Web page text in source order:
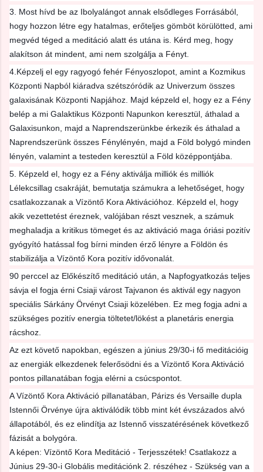
3. Most hívd be az Ibolyalángot annak elsődleges Forrásából,
hogy hozzon létre egy hatalmas, erőteljes gömböt körülötted, ami
megvéd téged a meditáció alatt és utána is. Kérd meg, hogy
alakítson át mindent, ami nem szolgálja a Fényt.
4.Képzelj el egy ragyogó fehér Fényoszlopot, amint a Kozmikus
Központi Napból kiáradva szétszóródik az Univerzum összes
galaxisának Központi Napjához. Majd képzeld el, hogy ez a Fény
belép a mi Galaktikus Központi Napunkon keresztül, áthalad a
Galaxisunkon, majd a Naprendszerünkbe érkezik és áthalad a
Naprendszerünk összes Fénylényén, majd a Föld bolygó minden
lényén, valamint a testeden keresztül a Föld középpontjába.
5. Képzeld el, hogy ez a Fény aktiválja milliók és milliók
Lélekcsillag csakráját, bemutatja számukra a lehetőséget, hogy
csatlakozzanak a Vízöntő Kora Aktivációhoz. Képzeld el, hogy
akik vezettetést éreznek, valójában részt vesznek, a számuk
meghaladja a kritikus tömeget és az aktiváció maga óriási pozitív
gyógyító hatással fog bírni minden érző lényre a Földön és
stabilizálja a Vízöntő Kora pozitív idővonalát.
90 perccel az Előkészítő meditáció után, a Napfogyatkozás teljes
sávja el fogja érni Csiaji várost Tajvanon és aktivál egy nagyon
speciális Sárkány Örvényt Csiaji közelében. Ez meg fogja adni a
szükséges pozitív energia töltetet/lökést a planetáris energia
rácshoz.
Az ezt követő napokban, egészen a június 29/30-i fő meditációig
az energiák elkezdenek felerősödni és a Vízöntő Kora Aktiváció
pontos pillanatában fogja elérni a csúcspontot.
A Vízöntő Kora Aktiváció pillanatában, Párizs és Versaille dupla
Istennői Örvénye újra aktiválódik több mint két évszázados alvó
állapotából, és ez elindítja az Istennő visszatérésének következő
fázisát a bolygóra.
A képen: Vízöntő Kora Meditáció - Terjesszétek! Csatlakozz a
Június 29-30-i Globális meditációnk 2. részéhez - Szükség van a